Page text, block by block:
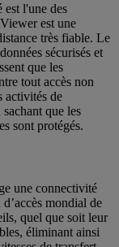
est l'une des
est une
très fiable. Le
sécurisés et
que les
tout accès non
activités de
que les
sont protégés.
une connectivité
mondial de
quel que soit leur
éliminant ainsi